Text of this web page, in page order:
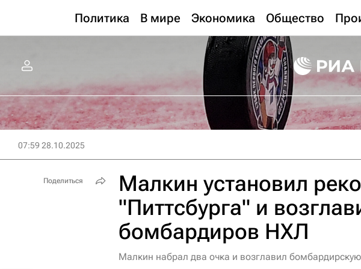
Политика В мире Экономика Общество
07:59 28.10.2025
Малкин установил
"Питтсбурга" и
бомбардиров НХЛ
Малкин набрал два очка и возглавил
Поделиться